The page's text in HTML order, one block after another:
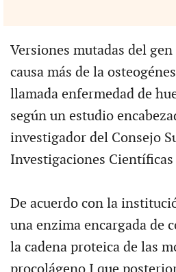
Versiones mutadas del
causa más de la
llamada enfermedad de
según un estudio
investigador del Consejo
Investigaciones Científicas
De acuerdo con la
una enzima encargada de
la cadena proteica de las